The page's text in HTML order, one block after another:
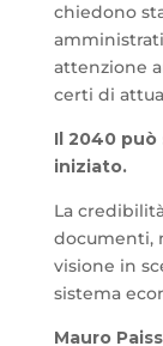
chiedono
attenzione
certi di
Il 2040 può
iniziato.
La
documenti,
visione in
sistema
Mauro